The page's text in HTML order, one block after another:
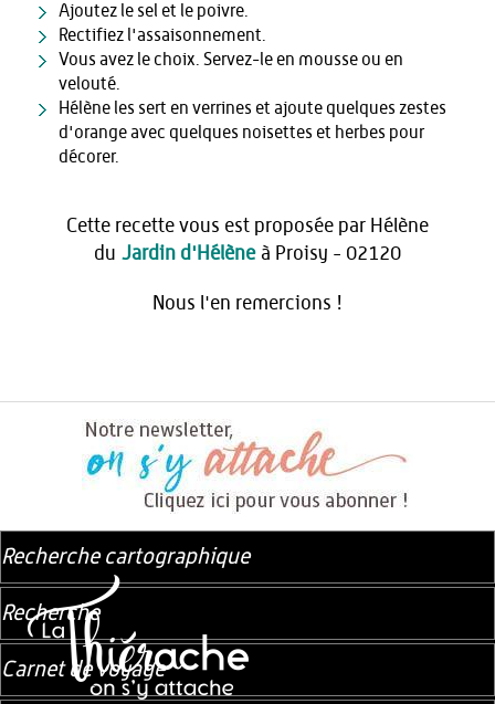
Ajoutez le sel et le poivre.
Rectifiez l'assaisonnement.
Vous avez le choix. Servez-le en mousse ou en
velouté.
Hélène les sert en verrines et ajoute quelques zestes
d'orange avec quelques noisettes et herbes pour
décorer.
Cette recette vous est proposée par Hélène
du Jardin d'Hélèneà Proisy - 02120
Nous l'en remercions !
Recherche cartographique
Recherche
Carnet de voyage